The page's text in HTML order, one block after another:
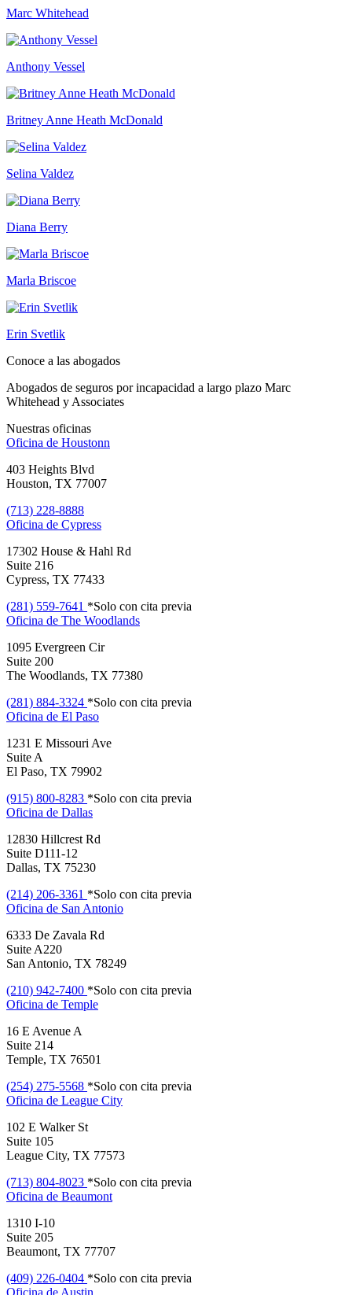
Marc Whitehead
Anthony Vessel
Britney Anne Heath McDonald
Selina Valdez
Diana Berry
Marla Briscoe
Erin Svetlik
Conoce a las abogados
Abogados de seguros por incapacidad a largo plazo Marc
Whitehead y Associates
Nuestras oficinas
Oficina de Houstonn
403 Heights Blvd
Houston, TX 77007
(713) 228-8888
Oficina de Cypress
17302 House & Hahl Rd
Suite 216
Cypress, TX 77433
(281) 559-7641 *Solo con cita previa
Oficina de The Woodlands
1095 Evergreen Cir
Suite 200
The Woodlands, TX 77380
(281) 884-3324 *Solo con cita previa
Oficina de El Paso
1231 E Missouri Ave
Suite A
El Paso, TX 79902
(915) 800-8283 *Solo con cita previa
Oficina de Dallas
12830 Hillcrest Rd
Suite D111-12
Dallas, TX 75230
(214) 206-3361 *Solo con cita previa
Oficina de San Antonio
6333 De Zavala Rd
Suite A220
San Antonio, TX 78249
(210) 942-7400 *Solo con cita previa
Oficina de Temple
16 E Avenue A
Suite 214
Temple, TX 76501
(254) 275-5568 *Solo con cita previa
Oficina de League City
102 E Walker St
Suite 105
League City, TX 77573
(713) 804-8023 *Solo con cita previa
Oficina de Beaumont
1310 I-10
Suite 205
Beaumont, TX 77707
(409) 226-0404 *Solo con cita previa
Oficina de Austin